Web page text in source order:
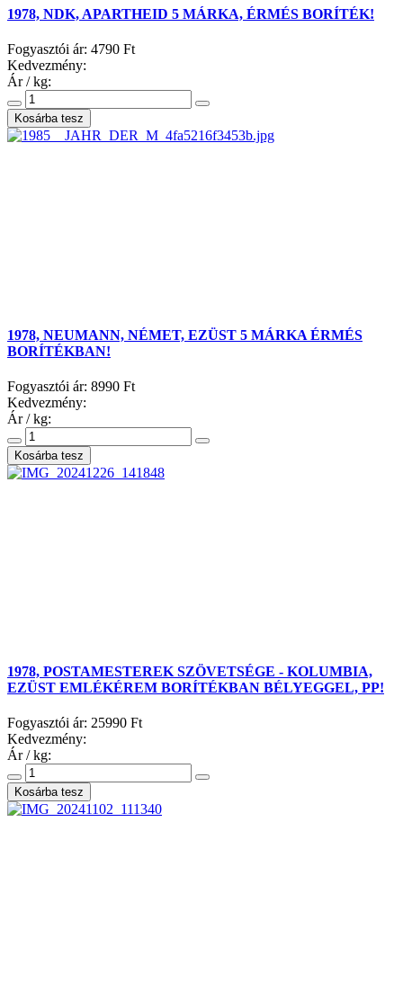
1978, NDK, APARTHEID 5 MÁRKA, ÉRMÉS BORÍTÉK!
Fogyasztói ár: 4790 Ft
Kedvezmény:
Ár / kg:
1978, NEUMANN, NÉMET, EZÜST 5 MÁRKA ÉRMÉS
BORÍTÉKBAN!
Fogyasztói ár: 8990 Ft
Kedvezmény:
Ár / kg:
1978, POSTAMESTEREK SZÖVETSÉGE - KOLUMBIA,
EZÜST EMLÉKÉREM BORÍTÉKBAN BÉLYEGGEL, PP!
Fogyasztói ár: 25990 Ft
Kedvezmény:
Ár / kg: